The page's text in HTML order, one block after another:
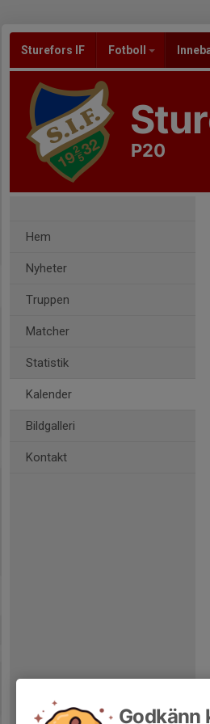
Sturefors IF Fotboll
P20
Hem
Nyheter
Truppen
Matcher
Statistik
Kalender
Bildgalleri
Kontakt
Godkänn